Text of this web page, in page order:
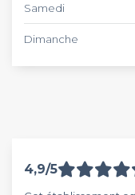
Samedi
Dimanche
4,9/5